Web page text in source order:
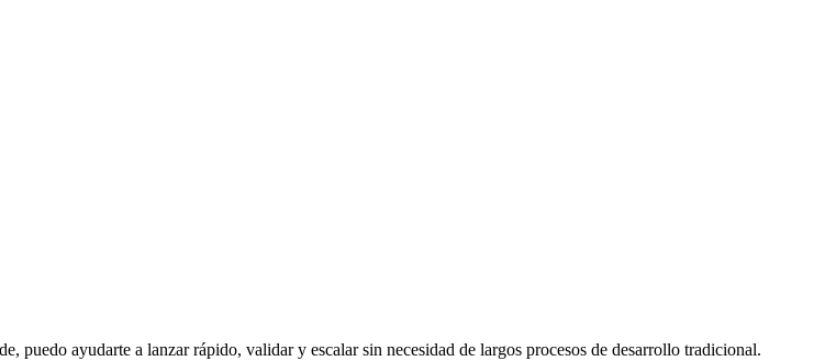
puedo ayudarte a lanzar rápido, validar y escalar sin necesidad de largos procesos de desarrollo tradicional.